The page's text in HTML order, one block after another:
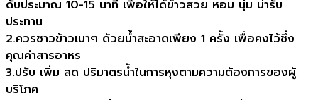
ดับประมาณ 10-15 นาที เพื่อให้ได้ข้าวสวย หอม นุ่ม น่ารับ
ประทาน
2.ควรซาวข้าวเบาๆ ด้วยน้ำสะอาดเพียง 1 ครั้ง เพื่อคงไว้ซึ่ง
คุณค่าสารอาหร
3.ปรับ เพิ่ม ลด ปริมาตรน้ำในการหุงตามความต้องการของผู้
บริโภค